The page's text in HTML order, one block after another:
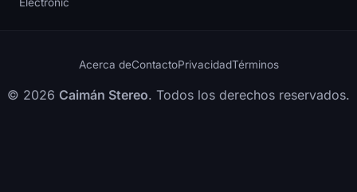
Electronic
Acerca deContactoPrivacidadTérminos
© 2026 Caimán Stereo. Todos los derechos reservados.